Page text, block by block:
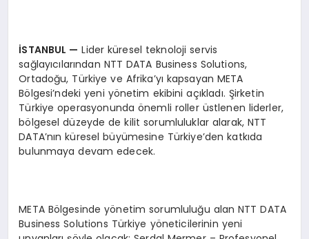
İSTANBUL — Lider küresel teknoloji servis
sağlayıcılarından NTT DATA Business Solutions,
Ortadoğu, Türkiye ve Afrika’yı kapsayan META
Bölgesi’ndeki yeni yönetim ekibini açıkladı. Şirketin
Türkiye operasyonunda önemli roller üstlenen liderler,
bölgesel düzeyde de kilit sorumluluklar alarak, NTT
DATA’nın küresel büyümesine Türkiye’den katkıda
bulunmaya devam edecek.
META Bölgesinde yönetim sorumluluğu alan NTT DATA
Business Solutions Türkiye yöneticilerinin yeni